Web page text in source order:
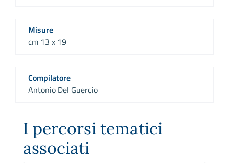
Misure
cm 13 x 19
Compilatore
Antonio Del Guercio
I percorsi tematici
associati